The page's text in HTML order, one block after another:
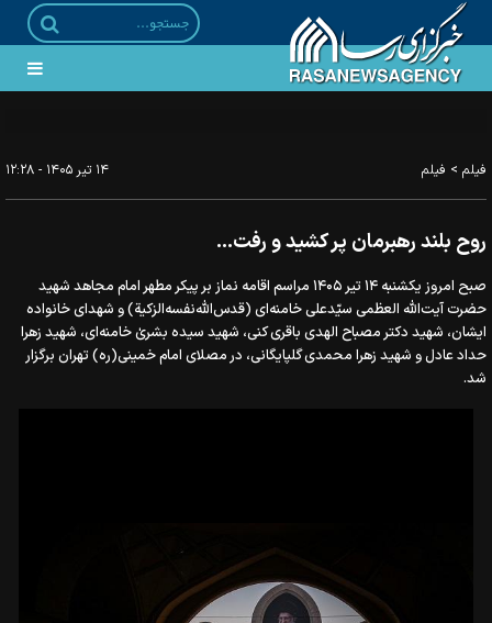
فیلم > فیلم ۱۴ تير ۱۴۰۵ - ۱۲:۲۸
روح بلند رهبرمان پر کشید و رفت...
صبح امروز یکشنبه ۱۴ تیر ۱۴۰۵ مراسم اقامه نماز بر پیکر مطهر امام مجاهد شهید
حضرت آیت‌الله العظمی سیّدعلی خامنه‌ای (قدس‌الله‌نفسه‌الزکیة) و شهدای خانواده
ایشان، شهید دکتر مصباح الهدی باقری کنی، شهید سیده بشریٰ خامنه‌ای، شهید زهرا
حداد عادل و شهید زهرا محمدی گلپایگانی، در مصلای امام خمینی(ره) تهران برگزار
شد.